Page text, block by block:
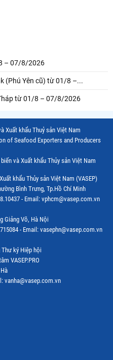
– 07/8/2026
(Phú Yên cũ) từ 01/8 –...
từ 01/8 – 07/8/2026
Xuất khẩu Thuỷ sản Việt Nam
of Seafood Exporters and Producers
và Xuất khẩu Thủy sản Việt Nam
khẩu Thủy sản Việt Nam (VASEP)
Bình Trưng, Tp.Hồ Chí Minh
- Email: vphcm@vasep.com.vn
Giảng Võ, Hà Nội
- Email: vasephn@vasep.com.vn
Thư ký Hiệp hội
VASEP.PRO
vanha@vasep.com.vn